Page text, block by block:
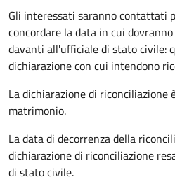
Gli interessati saranno contattati
concordare la data in cui
davanti all'ufficiale di stato civile:
dichiarazione con cui intendono
La dichiarazione di
matrimonio.
La data di decorrenza della
dichiarazione di riconciliazione
di stato civile.